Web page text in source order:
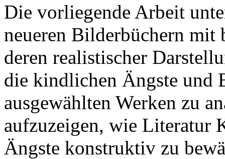
Die vorliegende Arbeit
neueren Bilderbüchern mit
deren realistischer
die kindlichen Ängste und
ausgewählten Werken zu
aufzuzeigen, wie Literatur
Ängste konstruktiv zu